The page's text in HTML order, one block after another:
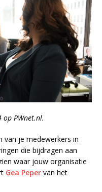
PWnet.nl.
van je medewerkers in
die bijdragen aan
waar jouw organisatie
Gea Peper van het